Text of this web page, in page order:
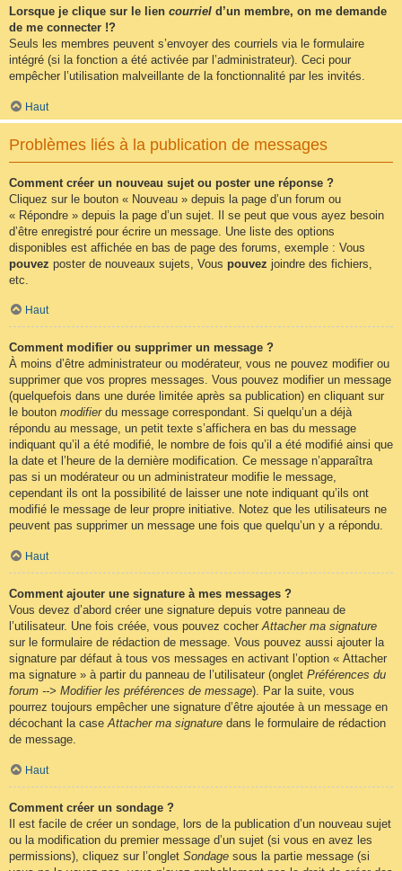
Lorsque je clique sur le lien courriel d’un membre, on me demande
de me connecter !?
Seuls les membres peuvent s’envoyer des courriels via le formulaire
intégré (si la fonction a été activée par l’administrateur). Ceci pour
empêcher l’utilisation malveillante de la fonctionnalité par les invités.
Haut
Problèmes liés à la publication de messages
Comment créer un nouveau sujet ou poster une réponse ?
Cliquez sur le bouton « Nouveau » depuis la page d’un forum ou
« Répondre » depuis la page d’un sujet. Il se peut que vous ayez besoin
d’être enregistré pour écrire un message. Une liste des options
disponibles est affichée en bas de page des forums, exemple : Vous
pouvez poster de nouveaux sujets, Vous pouvez joindre des fichiers,
etc.
Haut
Comment modifier ou supprimer un message ?
À moins d’être administrateur ou modérateur, vous ne pouvez modifier ou
supprimer que vos propres messages. Vous pouvez modifier un message
(quelquefois dans une durée limitée après sa publication) en cliquant sur
le bouton modifierdu message correspondant. Si quelqu’un a déjà
répondu au message, un petit texte s’affichera en bas du message
indiquant qu’il a été modifié, le nombre de fois qu’il a été modifié ainsi que
la date et l’heure de la dernière modification. Ce message n’apparaîtra
pas si un modérateur ou un administrateur modifie le message,
cependant ils ont la possibilité de laisser une note indiquant qu’ils ont
modifié le message de leur propre initiative. Notez que les utilisateurs ne
peuvent pas supprimer un message une fois que quelqu’un y a répondu.
Haut
Comment ajouter une signature à mes messages ?
Vous devez d’abord créer une signature depuis votre panneau de
l’utilisateur. Une fois créée, vous pouvez cocherAttacher ma signature
sur le formulaire de rédaction de message. Vous pouvez aussi ajouter la
signature par défaut à tous vos messages en activant l’option « Attacher
ma signature » à partir du panneau de l’utilisateur (onglet Préférences du
forum --> Modifier les préférences de message). Par la suite, vous
pourrez toujours empêcher une signature d’être ajoutée à un message en
décochant la caseAttacher ma signature dans le formulaire de rédaction
de message.
Haut
Comment créer un sondage ?
Il est facile de créer un sondage, lors de la publication d’un nouveau sujet
ou la modification du premier message d’un sujet (si vous en avez les
permissions), cliquez sur l’onglet Sondage sous la partie message (si